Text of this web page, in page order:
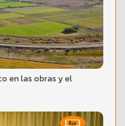
en las obras y el